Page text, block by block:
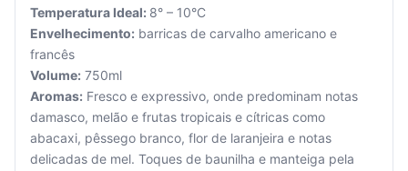
Seu
carrinho
está
vazio.
Temperatura Ideal: 8° – 10°C
Envelhecimento: barricas de carvalho americano e
francês
Volume: 750ml
Aromas: Fresco e expressivo, onde predominam notas
damasco, melão e frutas tropicais e cítricas como
abacaxi, pêssego branco, flor de laranjeira e notas
delicadas de mel. Toques de baunilha e manteiga pela